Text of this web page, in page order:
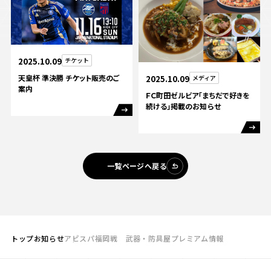
2025.10.09 チケット
天皇杯 準決勝 チケット販売のご
案内
2025.10.09 メディア
ＦＣ町田ゼルビア「まちだで好きを
続ける」掲載のお知らせ
一覧ページへ戻る
トップお知らせアビスパ福岡戦 武器・防具屋プレミアム情報